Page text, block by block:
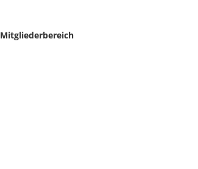
Mitgliederbereich